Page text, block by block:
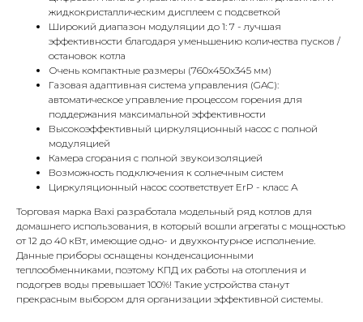
жидкокристаллическим дисплеем с подсветкой
Широкий диапазон модуляции до 1: 7 - лучшая
эффективности благодаря уменьшению количества пусков /
остановок котла
Очень компактные размеры (760x450x345 мм)
Газовая адаптивная система управления (GAC):
автоматическое управление процессом горения для
поддержания максимальной эффективности
Высокоэффективный циркуляционный насос с полной
модуляцией
Камера сгорания с полной звукоизоляцией
Возможность подключения к солнечным систем
Циркуляционный насос соответствует ErP - класс А
Торговая марка Baxi разработала модельный ряд котлов для
домашнего использования, в который вошли агрегаты с мощностью
от 12 до 40 кВт, имеющие одно- и двухконтурное исполнение.
Данные приборы оснащены конденсационными
теплообменниками, поэтому КПД их работы на отопления и
подогрев воды превышает 100%! Такие устройства станут
прекрасным выбором для организации эффективной системы.
Адрес
Г.Москва Волоколамское шоссе,
71/22к2
Пн-вс с 9:00 до 18:00
Телефон
8 495 233-79-79
8 985 233-79-79
КОНТАКТЫ